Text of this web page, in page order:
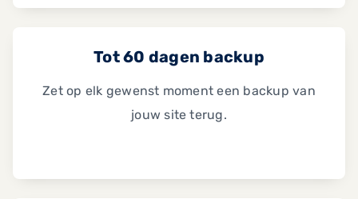
Tot 60 dagen backup
Zet op elk gewenst moment een backup van
jouw site terug.